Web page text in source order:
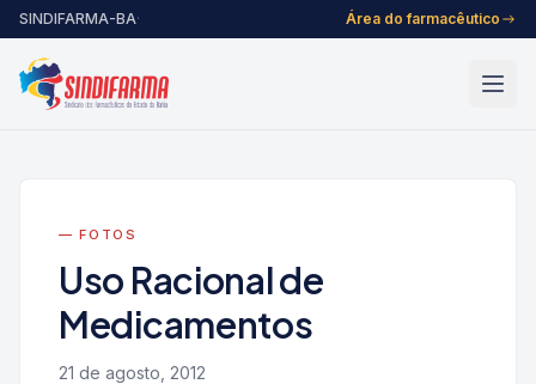
Pular para o conteúdo
SINDIFARMA-BA· Área do farmacêutico
— FOTOS
Uso Racional de
Medicamentos
21 de agosto, 2012